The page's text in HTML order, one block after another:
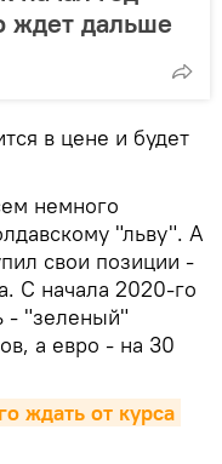
ждет дальше
в цене и будет
немного
"льву". А
свои позиции -
С начала 2020-го
- "зеленый"
а евро - на 30
ждать от курса